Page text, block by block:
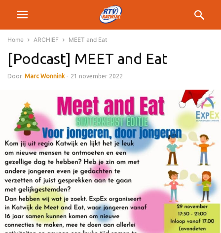
Home ARCHIEF MEET and Eat
[Podcast] MEET and Eat
Door Marc Wonnink - 21 november 2022